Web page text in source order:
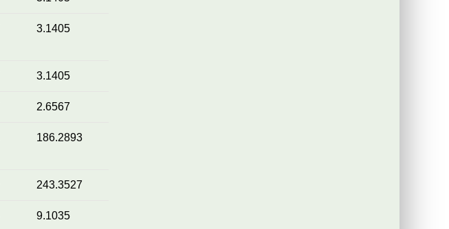
3.1405
3.1405
2.6567
186.2893
243.3527
9.1035